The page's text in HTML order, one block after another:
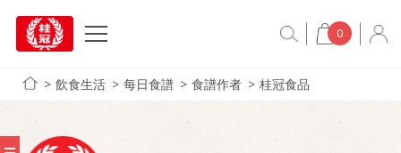
0
飲食生活 每日食譜 食譜作者 桂冠食品